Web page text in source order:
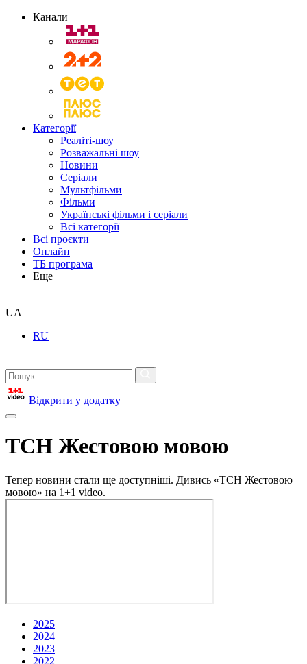
Канали
Категорії
Реаліті-шоу
Розважальні шоу
Новини
Серіали
Мультфільми
Фільми
Українські фільми і серіали
Всі категорії
Всі проєкти
Онлайн
ТБ програма
Еще
UA
RU
Відкрити у додатку
ТСН Жестовою мовою
Тепер новини стали ще доступніші. Дивись «ТСН Жестовою
мовою» на 1+1 video.
2025
2024
2023
2022